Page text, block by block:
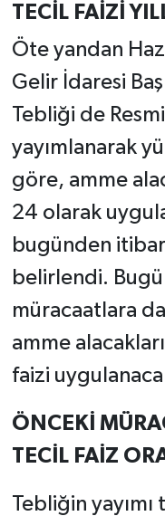
TECİL FAİZİ
Öte yandan
Gelir İdaresi
Tebliği de
yayımlanarak
göre, amme
24 olarak
bugünden
belirlendi.
müracaatlara
amme
faizi
ÖNCEKİ
TECİL FAİZ
Tebliğin